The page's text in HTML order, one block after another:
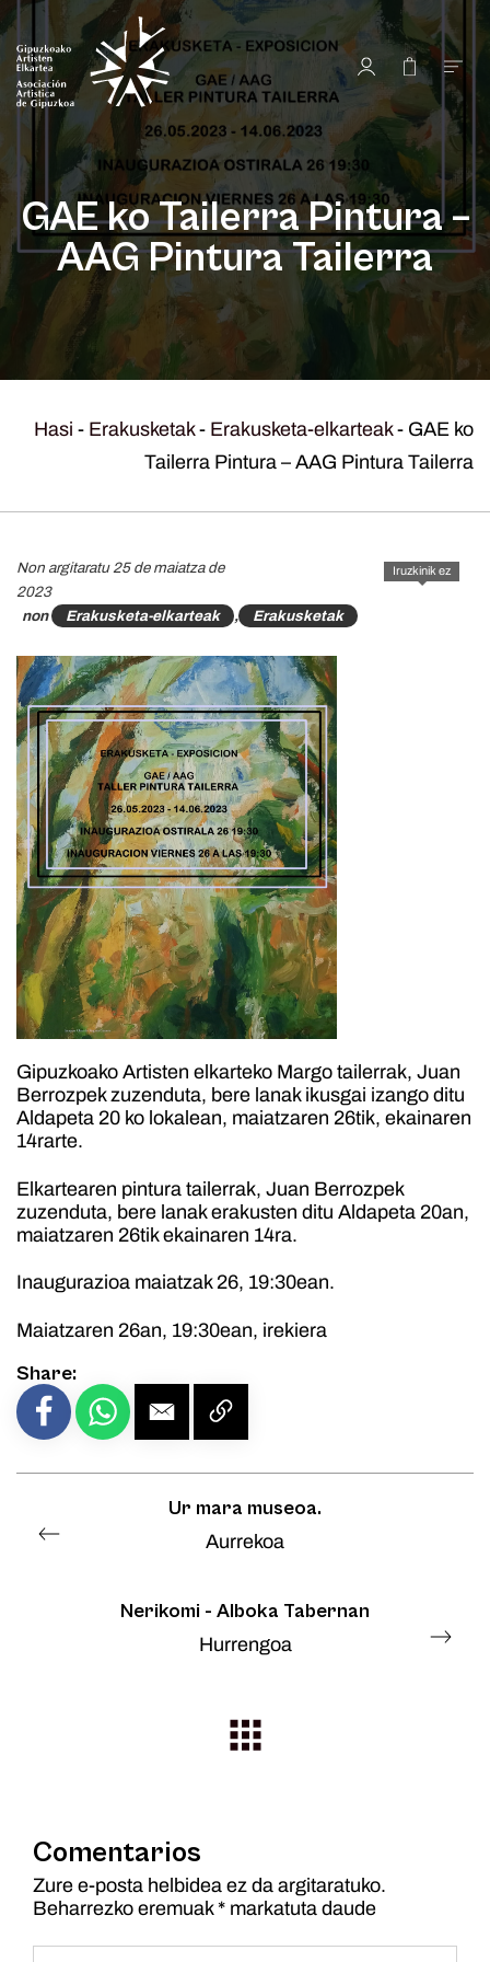
GAE ko Tailerra Pintura –
AAG Pintura Tailerra
Hasi - Erakusketak- Erakusketa-elkarteak- GAE ko
Tailerra Pintura – AAG Pintura Tailerra
Iruzkinik ez
Non argitaratu 25 de maiatza de
2023
non
Erakusketa-elkarteak , Erakusketak
Gipuzkoako Artisten elkarteko Margo tailerrak, Juan
Berrozpek zuzenduta, bere lanak ikusgai izango ditu
Aldapeta 20 ko lokalean, maiatzaren 26tik, ekainaren
14rarte.
Elkartearen pintura tailerrak, Juan Berrozpek
zuzenduta, bere lanak erakusten ditu Aldapeta 20an,
maiatzaren 26tik ekainaren 14ra.
Inaugurazioa maiatzak 26, 19:30ean.
Maiatzaren 26an, 19:30ean, irekiera
Share:
Ur mara museoa.
Aurrekoa
Nerikomi - Alboka Tabernan
Hurrengoa
Comentarios
Zure e-posta helbidea ez da argitaratuko.
Beharrezko eremuak * markatuta daude